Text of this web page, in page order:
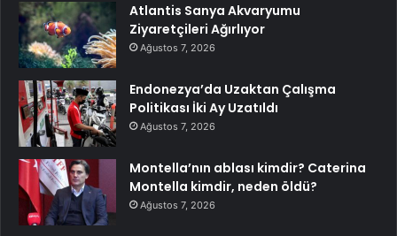
Atlantis Sanya Akvaryumu
Ziyaretçileri Ağırlıyor
Ağustos 7, 2026
Endonezya’da Uzaktan Çalışma
Politikası İki Ay Uzatıldı
Ağustos 7, 2026
Montella’nın ablası kimdir? Caterina
Montella kimdir, neden öldü?
Ağustos 7, 2026